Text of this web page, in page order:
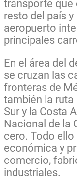
transporte que
resto del país
aeropuerto
principales
En el área del
se cruzan las
fronteras de
también la ruta
Sur y la Costa
Nacional de la
cero. Todo
económica y
comercio,
industriales.